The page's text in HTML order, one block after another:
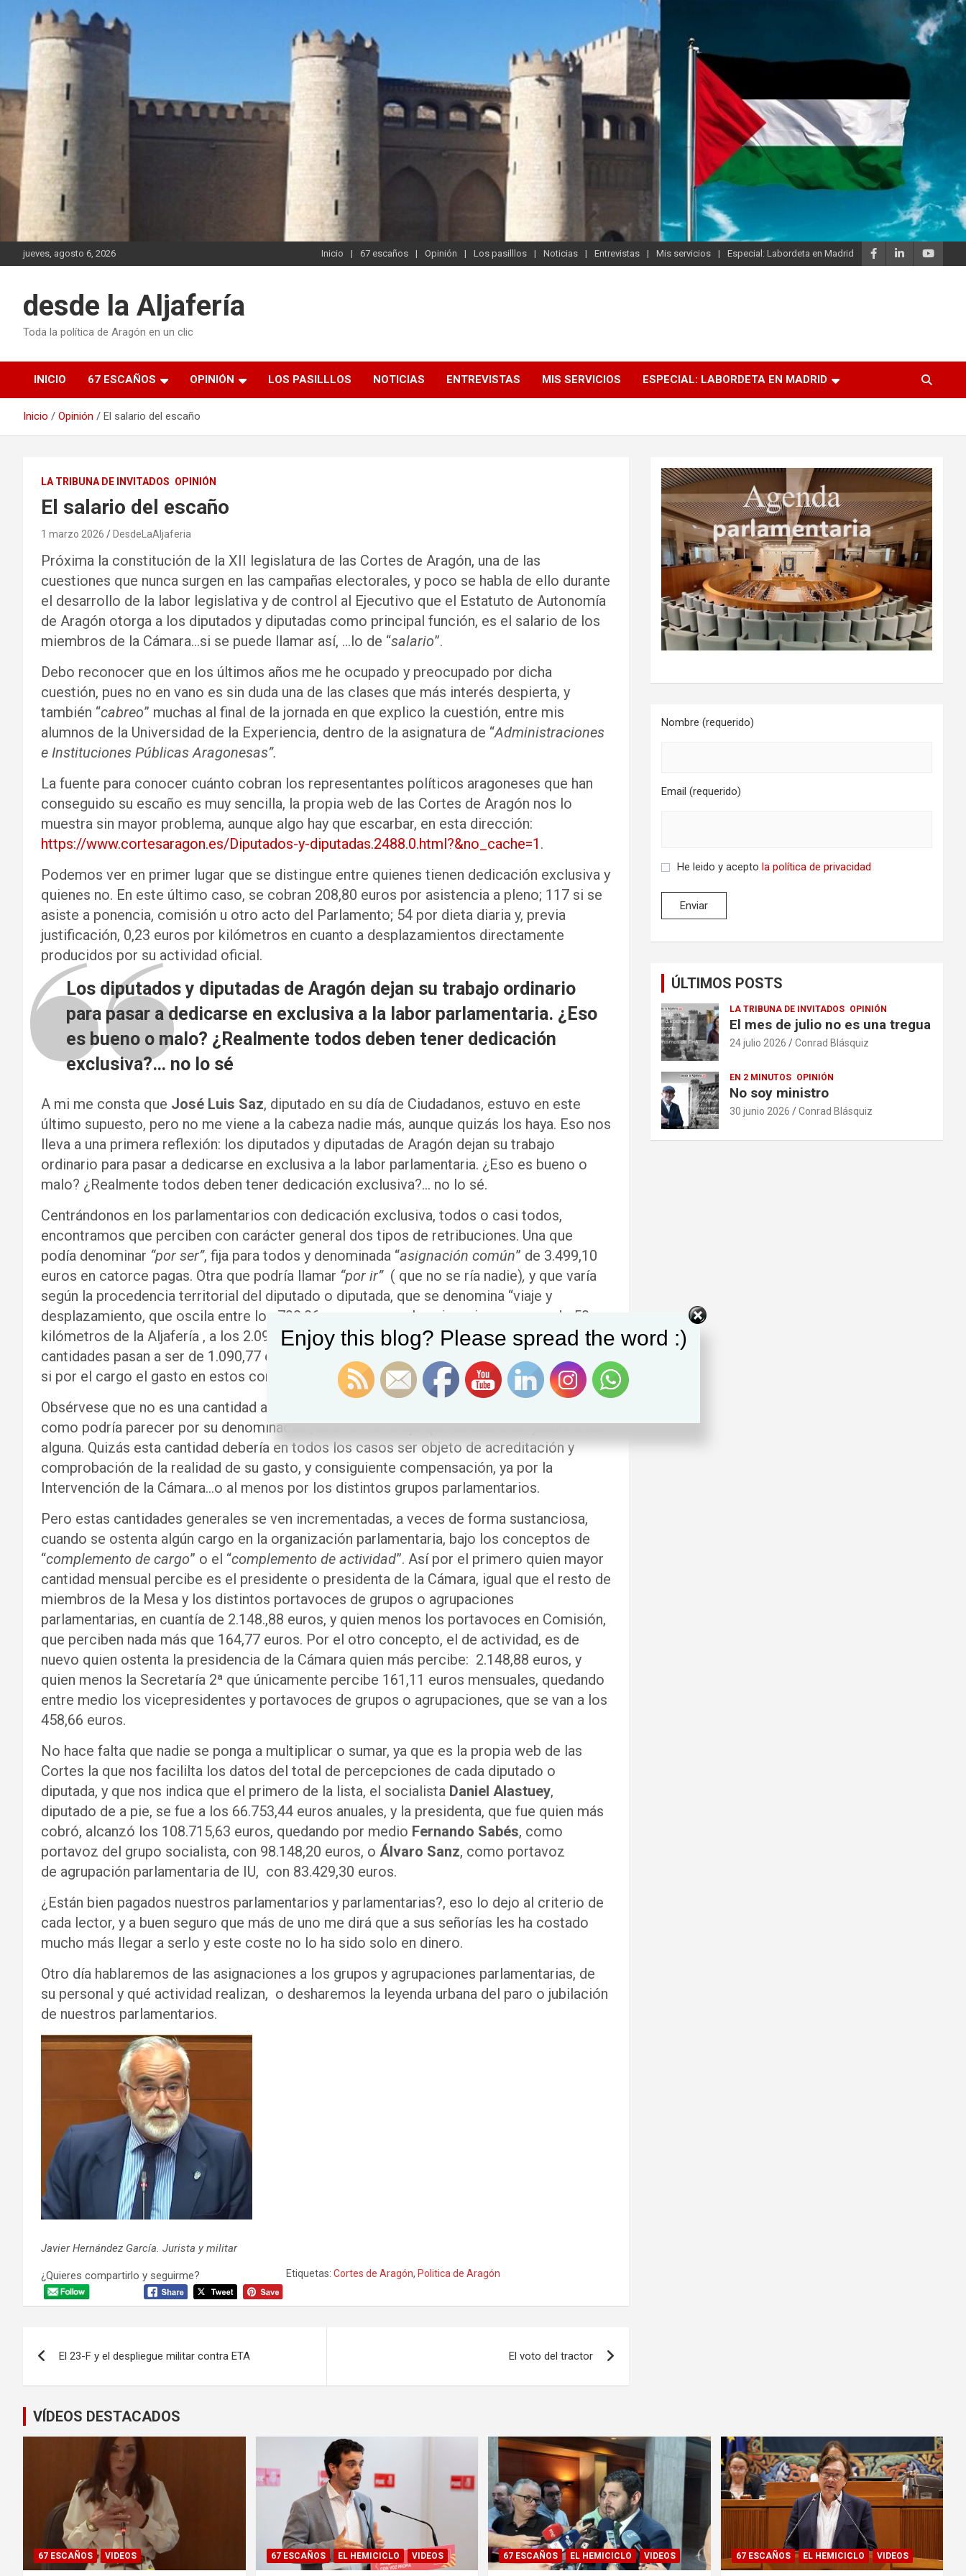
contenido
jueves, agosto 6, 2026 Inicio 67 escaños Opinión Los pasilllos Noticias Entrevistas Mis servicios Especial: Labordeta en Madrid
desde la Aljafería
Toda la política de Aragón en un clic
INICIO 67 ESCAÑOS OPINIÓN LOS PASILLLOS NOTICIAS ENTREVISTAS MIS SERVICIOS ESPECIAL: LABORDETA EN MADRID
Inicio Opinión El salario del escaño
LA TRIBUNA DE INVITADOS OPINIÓN
El salario del escaño
1 marzo 2026 DesdeLaAljaferia
Próxima la constitución de la XII legislatura de las Cortes de Aragón, una de las
cuestiones que nunca surgen en las campañas electorales, y poco se habla de ello durante
el desarrollo de la labor legislativa y de control al Ejecutivo que el Estatuto de Autonomía
de Aragón otorga a los diputados y diputadas como principal función, es el salario de los
miembros de la Cámara…si se puede llamar así, …lo de “salario”.
Debo reconocer que en los últimos años me he ocupado y preocupado por dicha
cuestión, pues no en vano es sin duda una de las clases que más interés despierta, y
también “cabreo” muchas al final de la jornada en que explico la cuestión, entre mis
alumnos de la Universidad de la Experiencia, dentro de la asignatura de “Administraciones
e Instituciones Públicas Aragonesas”.
La fuente para conocer cuánto cobran los representantes políticos aragoneses que han
conseguido su escaño es muy sencilla, la propia web de las Cortes de Aragón nos lo
muestra sin mayor problema, aunque algo hay que escarbar, en esta dirección:
https://www.cortesaragon.es/Diputados-y-diputadas.2488.0.html?&no_cache=1 .
Podemos ver en primer lugar que se distingue entre quienes tienen dedicación exclusiva y
quienes no. En este último caso, se cobran 208,80 euros por asistencia a pleno; 117 si se
asiste a ponencia, comisión u otro acto del Parlamento; 54 por dieta diaria y, previa
justificación, 0,23 euros por kilómetros en cuanto a desplazamientos directamente
producidos por su actividad oficial.
Los diputados y diputadas de Aragón dejan su trabajo ordinario
para pasar a dedicarse en exclusiva a la labor parlamentaria. ¿Eso
es bueno o malo? ¿Realmente todos deben tener dedicación
exclusiva?… no lo sé
A mi me consta que José Luis Saz, diputado en su día de Ciudadanos, estuvo en este
último supuesto, pero no me viene a la cabeza nadie más, aunque quizás los haya. Eso nos
lleva a una primera reflexión: los diputados y diputadas de Aragón dejan su trabajo
ordinario para pasar a dedicarse en exclusiva a la labor parlamentaria. ¿Eso es bueno o
malo? ¿Realmente todos deben tener dedicación exclusiva?… no lo sé.
Centrándonos en los parlamentarios con dedicación exclusiva, todos o casi todos,
encontramos que perciben con carácter general dos tipos de retribuciones. Una que
podía denominar “por ser”, fija para todos y denominada “asignación común” de 3.499,10
euros en catorce pagas. Otra que podría llamar “por ir” ( que no se ría nadie), y que varía
según la procedencia territorial del diputado o diputada, que se denomina “viaje y
desplazamiento, que oscila entre los 798,06 euros mensuales si se vive a menos de 50
kilómetros de la Aljafería , a los 2.094,13 si se vive a más de 150. Curiosamente, estas
cantidades pasan a ser de 1.090,77 euros o 2.462,41 si se es miembros de la Mesa, como
si por el cargo el gasto en estos conceptos fuera mayor.
Obsérvese que no es una cantidad a justificar por desplazamientos concretos y reales
como podría parecer por su denominación, sino un tanto fijo que se cobra sin justificación
alguna. Quizás esta cantidad debería en todos los casos ser objeto de acreditación y
comprobación de la realidad de su gasto, y consiguiente compensación, ya por la
Intervención de la Cámara…o al menos por los distintos grupos parlamentarios.
Pero estas cantidades generales se ven incrementadas, a veces de forma sustanciosa,
cuando se ostenta algún cargo en la organización parlamentaria, bajo los conceptos de
“complemento de cargo” o el “complemento de actividad”. Así por el primero quien mayor
cantidad mensual percibe es el presidente o presidenta de la Cámara, igual que el resto de
miembros de la Mesa y los distintos portavoces de grupos o agrupaciones
parlamentarias, en cuantía de 2.148.,88 euros, y quien menos los portavoces en Comisión,
que perciben nada más que 164,77 euros. Por el otro concepto, el de actividad, es de
nuevo quien ostenta la presidencia de la Cámara quien más percibe: 2.148,88 euros, y
quien menos la Secretaría 2ª que únicamente percibe 161,11 euros mensuales, quedando
entre medio los vicepresidentes y portavoces de grupos o agrupaciones, que se van a los
458,66 euros.
No hace falta que nadie se ponga a multiplicar o sumar, ya que es la propia web de las
Cortes la que nos facililta los datos del total de percepciones de cada diputado o
diputada, y que nos indica que el primero de la lista, el socialista Daniel Alastuey,
diputado de a pie, se fue a los 66.753,44 euros anuales, y la presidenta, que fue quien más
cobró, alcanzó los 108.715,63 euros, quedando por medio Fernando Sabés, como
portavoz del grupo socialista, con 98.148,20 euros, o Álvaro Sanz, como portavoz
de agrupación parlamentaria de IU, con 83.429,30 euros.
¿Están bien pagados nuestros parlamentarios y parlamentarias?, eso lo dejo al criterio de
cada lector, y a buen seguro que más de uno me dirá que a sus señorías les ha costado
mucho más llegar a serlo y este coste no lo ha sido solo en dinero.
Otro día hablaremos de las asignaciones a los grupos y agrupaciones parlamentarias, de
su personal y qué actividad realizan, o desharemos la leyenda urbana del paro o jubilación
de nuestros parlamentarios.
Javier Hernández García. Jurista y militar
¿Quieres compartirlo y seguirme? Etiquetas: Cortes de Aragón, Politica de Aragón
de
entradas
El 23-F y el despliegue militar contra ETA El voto del tractor
Nombre (requerido)
Email (requerido)
He leido y aceptola política de privacidad
ÚLTIMOS POSTS
LA TRIBUNA DE INVITADOS OPINIÓN
El mes de julio no es una tregua
24 julio 2026 Conrad Blásquiz
EN 2 MINUTOS OPINIÓN
No soy ministro
30 junio 2026 Conrad Blásquiz
VÍDEOS DESTACADOS
67 ESCAÑOS VIDEOS 67 ESCAÑOS EL HEMICICLO VIDEOS 67 ESCAÑOS EL HEMICICLO VIDEOS 67 ESCAÑOS EL HEMICICLO VIDEOS
Enjoy this blog? Please spread the word :)